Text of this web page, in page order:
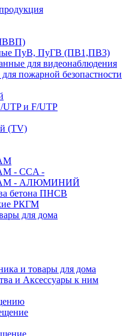
ПуВ, ПуГВ (ПВ1,ПВ3)
для видеонаблюдения
пожарной безопастности
UTP и F/UTP
(TV)
- CCA -
- АЛЮМИНИЙ
бетона ПНСВ
РКГМ
для дома
и товары для дома
и Аксессуары к ним